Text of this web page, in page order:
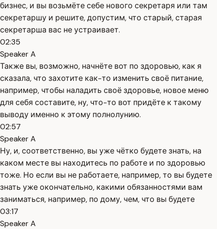
бизнес, и вы возьмёте себе нового секретаря или там
секретаршу и решите, допустим, что старый, старая
секретарша вас не устраивает.
02:35
Speaker A
Также вы, возможно, начнёте вот по здоровью, как я
сказала, что захотите как-то изменить своё питание,
например, чтобы наладить своё здоровье, новое меню
для себя составите, ну, что-то вот придёте к такому
выводу именно к этому полнолунию.
02:57
Speaker A
Ну, и, соответственно, вы уже чётко будете знать, на
каком месте вы находитесь по работе и по здоровью
тоже. Но если вы не работаете, например, то вы будете
знать уже окончательно, какими обязанностями вам
заниматься, например, по дому, чем, что вы будете
03:17
Speaker A